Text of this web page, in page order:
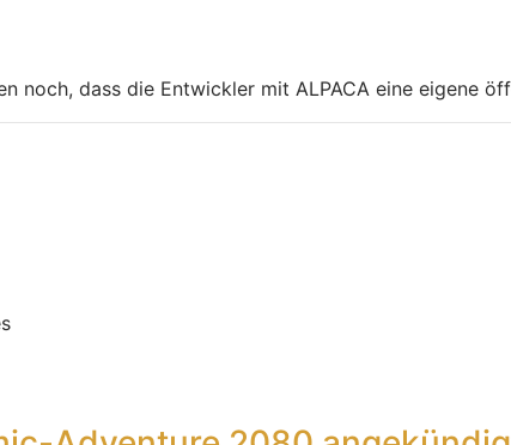
noch, dass die Entwickler mit ALPACA eine eigene